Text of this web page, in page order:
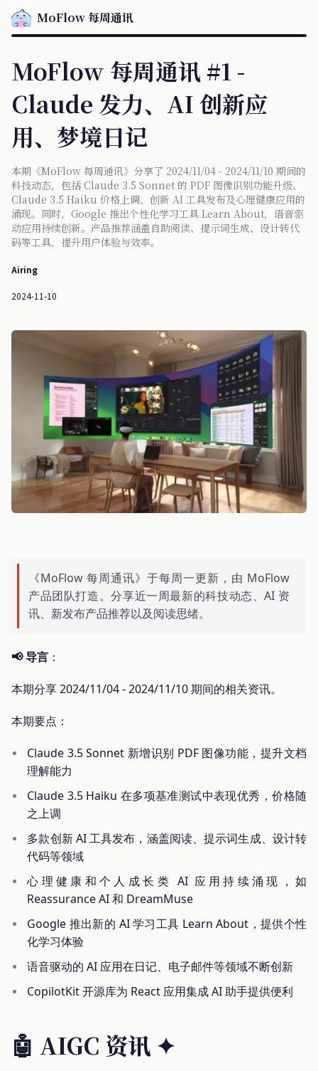
MoFlow 每周通讯
MoFlow 每周通讯 #1 -
Claude 发力、AI 创新应
用、梦境日记
本期《MoFlow 每周通讯》分享了 2024/11/04 - 2024/11/10 期间的
科技动态，包括 Claude 3.5 Sonnet 的 PDF 图像识别功能升级、
Claude 3.5 Haiku 价格上调、创新 AI 工具发布及心理健康应用的
涌现。同时，Google 推出个性化学习工具 Learn About，语音驱
动应用持续创新。产品推荐涵盖自助阅读、提示词生成、设计转代
码等工具，提升用户体验与效率。
Airing
2024-11-10
《MoFlow 每周通讯》于每周一更新，由 MoFlow
产品团队打造。分享近一周最新的科技动态、AI 资
讯、新发布产品推荐以及阅读思绪。
📢 导言 ：
本期分享 2024/11/04 - 2024/11/10 期间的相关资讯。
本期要点：
Claude 3.5 Sonnet 新增识别 PDF 图像功能，提升文档
理解能力
Claude 3.5 Haiku 在多项基准测试中表现优秀，价格随
之上调
多款创新 AI 工具发布，涵盖阅读、提示词生成、设计转
代码等领域
心理健康和个人成长类 AI 应用持续涌现，如
Reassurance AI 和 DreamMuse
Google 推出新的 AI 学习工具 Learn About，提供个性
化学习体验
语音驱动的 AI 应用在日记、电子邮件等领域不断创新
CopilotKit 开源库为 React 应用集成 AI 助手提供便利
🤖 AIGC 资讯 ✦